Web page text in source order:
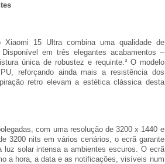
Xiaomi 15 Ultra combina uma qualidade de
em três elegantes acabamentos –
única de robustez e requinte.³ O modelo
reforçando ainda mais a resistência dos
retro elevam a estética clássica desta
com uma resolução de 3200 x 1440 e
3200 nits em vários cenários, o ecrã garante
luz solar intensa a ambientes escuros. O ecrã
a hora, a data e as notificações, visíveis num